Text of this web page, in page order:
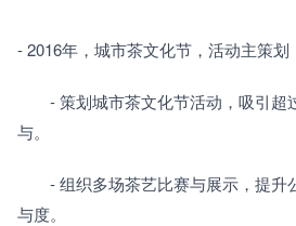
- 2016年，城市茶文化节，活动主策划
- 策划城市茶文化节活动，吸引超
与。
- 组织多场茶艺比赛与展示，提升
与度。